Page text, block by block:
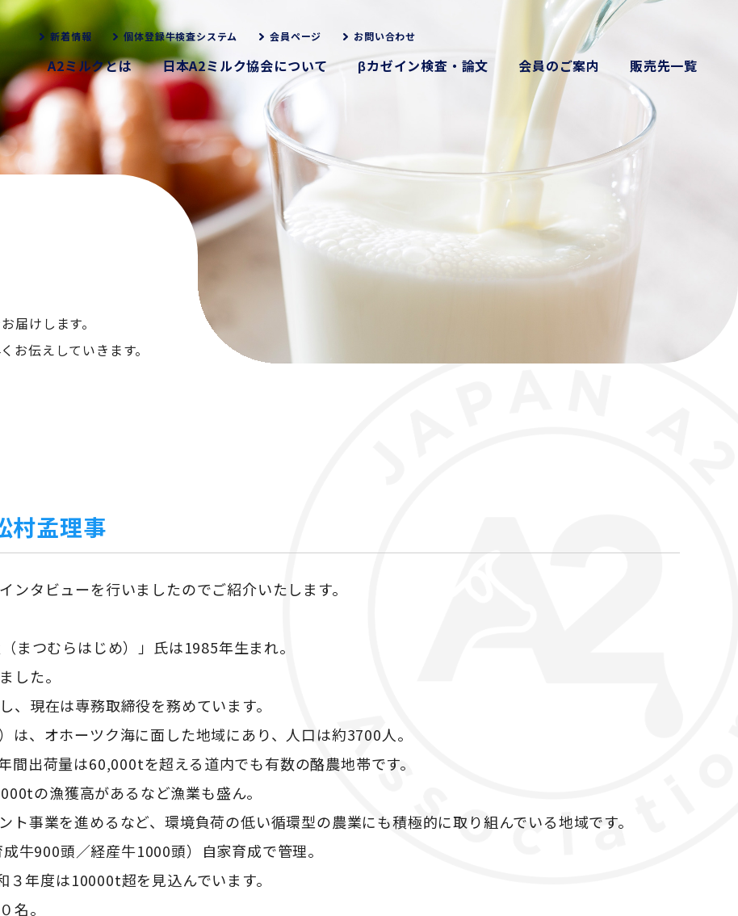
新着情報 個体登録牛検査システム 会員ページ お問い合わせ
A2ミルクとは 日本A2ミルク協会について βカゼイン検査・論文 会員のご案内 販売先一覧
届けします。
お伝えしていきます。
村孟理事
タビューを行いましたのでご紹介いたします。
まつむらはじめ）」氏は1985年生まれ。
した。
現在は専務取締役を務めています。
、オホーツク海に面した地域にあり、人口は約3700人。
間出荷量は60,000tを超える道内でも有数の酪農地帯です。
の漁獲高があるなど漁業も盛ん。
ト事業を進めるなど、環境負荷の低い循環型の農業にも積極的に取り組んでいる地域です。
牛900頭／経産牛1000頭）自家育成で管理。
年度は10000t超を見込んでいます。
名。